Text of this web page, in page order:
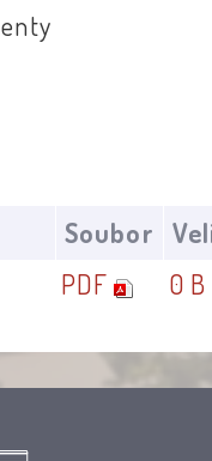
Soubor
PDF 0 B